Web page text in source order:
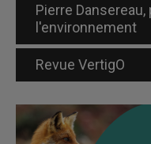
Pierre
l'environnement
Revue VertigO